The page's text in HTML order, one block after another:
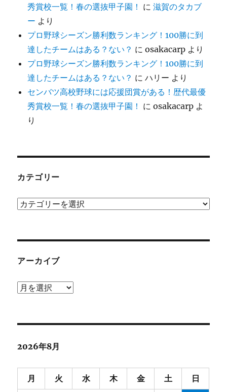
秀賞校一覧！春の選抜甲子園！ に滋賀のタカブ
ー より
プロ野球シーズン勝利数ランキング！100勝に到
達したチームはある？ない？ にosakacarp より
プロ野球シーズン勝利数ランキング！100勝に到
達したチームはある？ない？ にハリー より
センバツ高校野球には応援団賞がある！歴代最優
秀賞校一覧！春の選抜甲子園！ にosakacarp よ
り
カテゴリー
カ
ー
アーカイブ
ア
ブ
2026年8月
月 火 水 木 金 土 日